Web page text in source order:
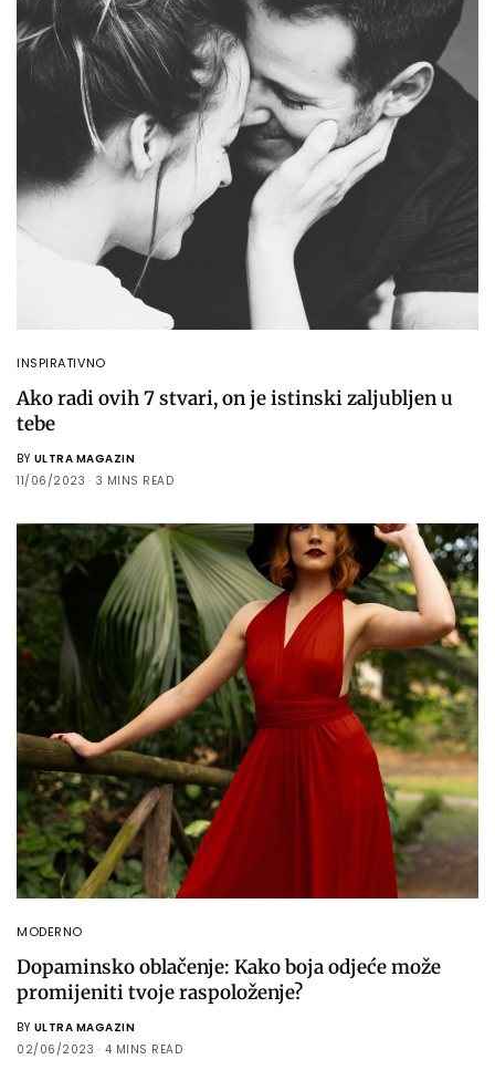
INSPIRATIVNO
Ako radi ovih 7 stvari, on je istinski zaljubljen u
tebe
BY ULTRA MAGAZIN
11/06/2023
3 MINS READ
MODERNO
Dopaminsko oblačenje: Kako boja odjeće može
promijeniti tvoje raspoloženje?
BY ULTRA MAGAZIN
02/06/2023
4 MINS READ